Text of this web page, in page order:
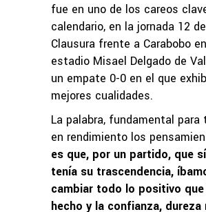
fue en uno de los careos
calendario, en la jornada 12
Clausura frente a Carabobo
estadio Misael Delgado de
un empate 0-0 en el que
mejores cualidades.
La palabra, fundamental para
en rendimiento los
es que, por un partido, que
tenía su trascendencia,
cambiar todo lo positivo
hecho y la confianza, dureza